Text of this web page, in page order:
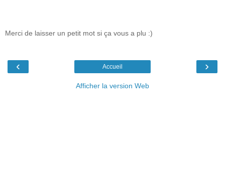
Merci de laisser un petit mot si ça vous a plu :)
‹ ›
Accueil
Afficher la version Web